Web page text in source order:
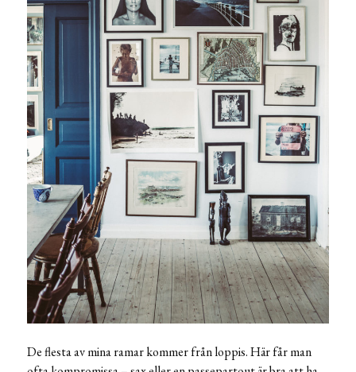
De flesta av mina ramar kommer från loppis. Här får man